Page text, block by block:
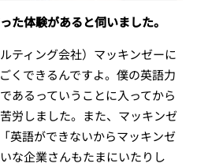
体験があると伺いました。
ィング会社）マッキンゼーに
くできるんですよ。僕の英語力
あるっていうことに入ってから
労しました。また、マッキンゼ
英語ができないからマッキンゼ
な企業さんもたまにいたりし